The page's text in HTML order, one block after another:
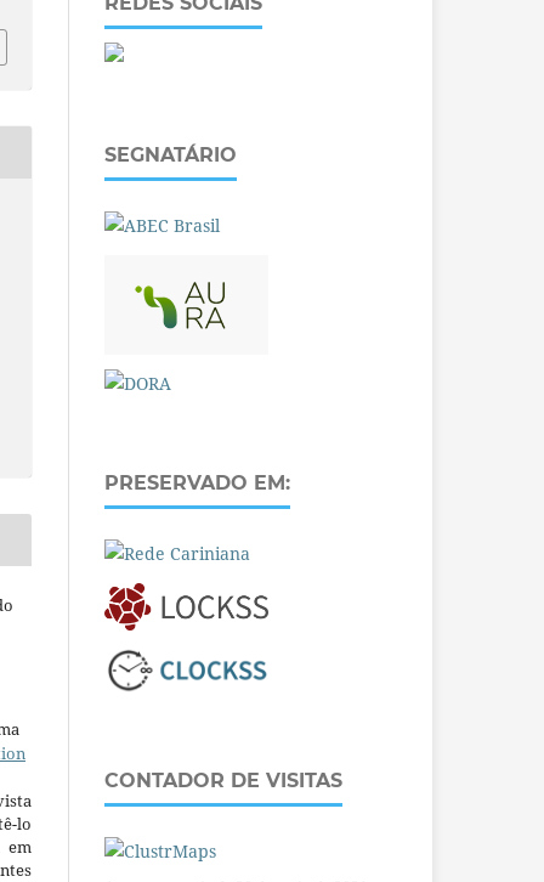
lo
em
SEGNATÁRIO
PRESERVADO EM:
CONTADOR DE VISITAS